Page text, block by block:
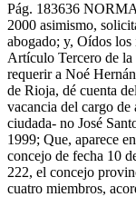
Pág. 183636
2000 asimismo,
abogado; y, Oídos
Artículo Tercero de
requerir a Noé
de Rioja, dé cuenta
vacancia del cargo de
ciudada- no José
1999; Que, aparece
concejo de fecha 10
222, el concejo
cuatro miembros,